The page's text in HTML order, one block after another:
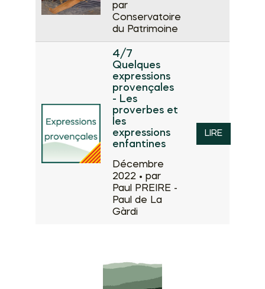
par
Conservatoire
du Patrimoine
4/7
Quelques
expressions
provençales
- Les
proverbes et
les
expressions
enfantines
Décembre
2022 • par
Paul PREIRE -
Paul de La
Gàrdi
LIRE